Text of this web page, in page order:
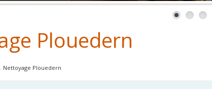
Plouedern
Nettoyage Plouedern